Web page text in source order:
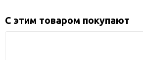
С этим товаром покупают